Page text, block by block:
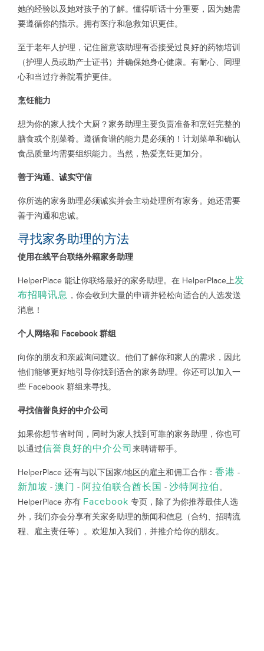
她的经验以及她对孩子的了解。懂得听话十分重要，因为她需
要遵循你的指示。拥有医疗和急救知识更佳。
至于老年人护理，记住留意该助理有否接受过良好的药物培训
（护理人员或助产士证书）并确保她身心健康。有耐心、同理
心和当过疗养院看护更佳。
烹饪能力
想为你的家人找个大厨？家务助理主要负责准备和烹饪完整的
膳食或个别菜肴。遵循食谱的能力是必须的！计划菜单和确认
食品质量均需要组织能力。当然，热爱烹饪更加分。
善于沟通、诚实守信
你所选的家务助理必须诚实并会主动处理所有家务。她还需要
善于沟通和忠诚。
寻找家务助理的方法
使用在线平台联络外籍家务助理
HelperPlace 能让你联络最好的家务助理。在 HelperPlace上发
布招聘讯息 ，你会收到大量的申请并轻松向适合的人选发送
消息！
个人网络和 Facebook 群组
向你的朋友和亲戚询问建议。他们了解你和家人的需求，因此
他们能够更好地引导你找到适合的家务助理。你还可以加入一
些 Facebook 群组来寻找。
寻找信誉良好的中介公司
如果你想节省时间，同时为家人找到可靠的家务助理，你也可
以通过信誉良好的中介公司 来聘请帮手。
HelperPlace 还有与以下国家/地区的雇主和佣工合作： 香港 -
新加坡 - 澳门 - 阿拉伯联合酋长国 - 沙特阿拉伯。
HelperPlace 亦有 Facebook 专页，除了为你推荐最佳人选
外，我们亦会分享有关家务助理的新闻和信息（合约、招聘流
程、雇主责任等）。欢迎加入我们，并推介给你的朋友。